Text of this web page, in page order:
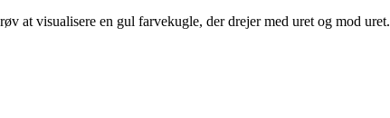
at visualisere en gul farvekugle, der drejer med uret og mod uret.